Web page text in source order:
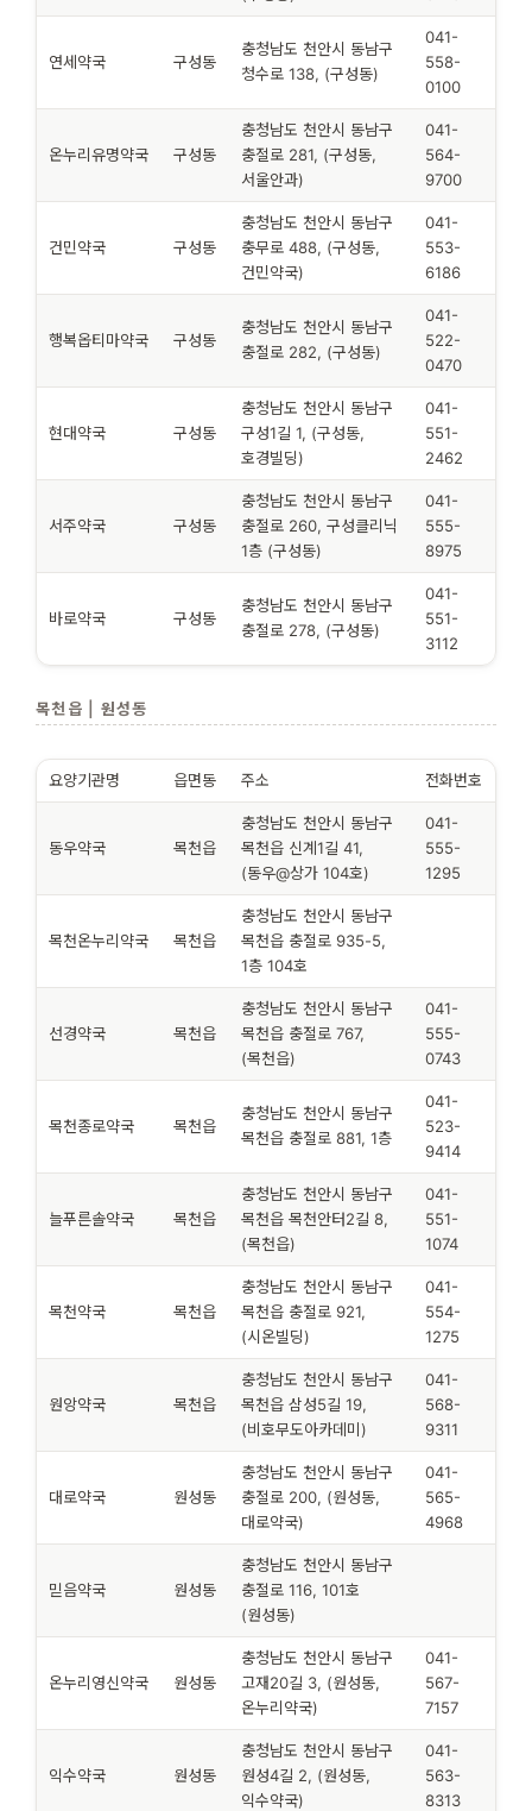
연세약국 구성동
충청남도 천안시 동남구
청수로 138, (구성동)
041-
558-
0100
온누리유명약국 구성동
충청남도 천안시 동남구
충절로 281, (구성동,
서울안과)
041-
564-
9700
건민약국 구성동
충청남도 천안시 동남구
충무로 488, (구성동,
건민약국)
041-
553-
6186
행복옵티마약국 구성동
충청남도 천안시 동남구
충절로 282, (구성동)
041-
522-
0470
현대약국 구성동
충청남도 천안시 동남구
구성1길 1, (구성동,
호경빌딩)
041-
551-
2462
서주약국 구성동
충청남도 천안시 동남구
충절로 260, 구성클리닉
1층 (구성동)
041-
555-
8975
바로약국 구성동
충청남도 천안시 동남구
충절로 278, (구성동)
041-
551-
3112
목천읍 | 원성동
요양기관명 읍면동 주소 전화번호
동우약국 목천읍
충청남도 천안시 동남구
목천읍 신계1길 41,
(동우@상가 104호)
041-
555-
1295
목천온누리약국 목천읍
충청남도 천안시 동남구
목천읍 충절로 935-5,
1층 104호
선경약국 목천읍
충청남도 천안시 동남구
목천읍 충절로 767,
(목천읍)
041-
555-
0743
목천종로약국 목천읍
충청남도 천안시 동남구
목천읍 충절로 881, 1층
041-
523-
9414
늘푸른솔약국 목천읍
충청남도 천안시 동남구
목천읍 목천안터2길 8,
(목천읍)
041-
551-
1074
목천약국 목천읍
충청남도 천안시 동남구
목천읍 충절로 921,
(시온빌딩)
041-
554-
1275
원앙약국 목천읍
충청남도 천안시 동남구
목천읍 삼성5길 19,
(비호무도아카데미)
041-
568-
9311
대로약국 원성동
충청남도 천안시 동남구
충절로 200, (원성동,
대로약국)
041-
565-
4968
믿음약국 원성동
충청남도 천안시 동남구
충절로 116, 101호
(원성동)
온누리영신약국 원성동
충청남도 천안시 동남구
고재20길 3, (원성동,
온누리약국)
041-
567-
7157
익수약국 원성동
충청남도 천안시 동남구
원성4길 2, (원성동,
익수약국)
041-
563-
8313